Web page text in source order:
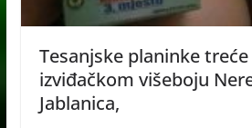
Tesanjske planinke treće
izviđačkom višeboju
Jablanica,